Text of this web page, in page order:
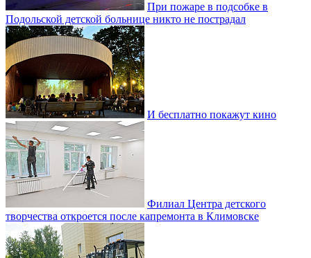
При пожаре в подсобке в
Подольской детской больнице никто не пострадал
И бесплатно покажут кино
Филиал Центра детского
творчества откроется после капремонта в Климовске